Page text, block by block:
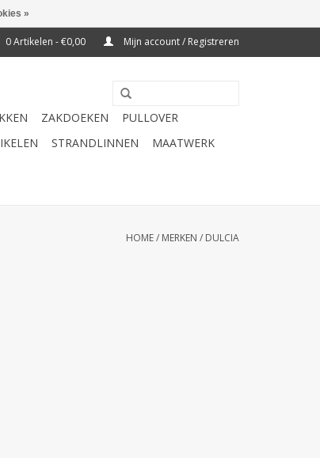
0 Artikelen - €0,00 Mijn account / Registreren
ZAKDOEKEN
PULLOVER
STRANDLINNEN
MAATWERK
HOME/ MERKEN / DULCIA
»